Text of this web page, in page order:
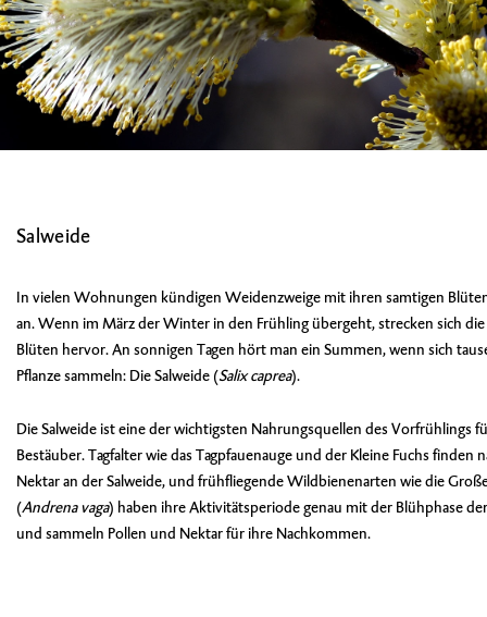
Salweide
In vielen Wohnungen kündigen Weidenzweige mit ihren samtigen
an. Wenn im März der Winter in den Frühling übergeht, strecken sich die
Blüten hervor. An sonnigen Tagen hört man ein Summen, wenn sich
Pflanze sammeln: Die Salweide (Salix caprea).
Die Salweide ist eine der wichtigsten Nahrungsquellen des Vorfrühlings
Bestäuber. Tagfalter wie das Tagpfauenauge und der Kleine Fuchs
Nektar an der Salweide, und frühfliegende Wildbienenarten wie die
(Andrena vaga) haben ihre Aktivitätsperiode genau mit der Blühphase
und sammeln Pollen und Nektar für ihre Nachkommen.